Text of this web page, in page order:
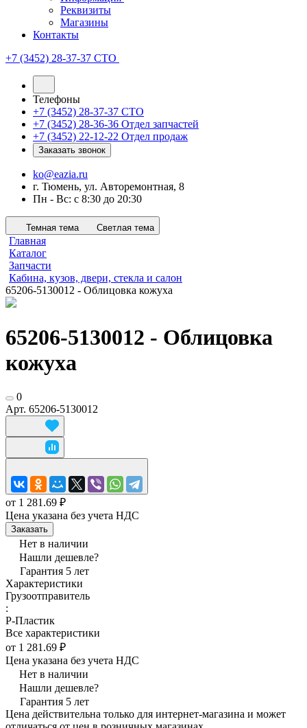
Реквизиты
Магазины
Контакты
+7 (3452) 28-37-37 СТО
Телефоны
+7 (3452) 28-37-37 СТО
+7 (3452) 28-36-36 Отдел запчастей
+7 (3452) 22-12-22 Отдел продаж
Заказать звонок
ko@eazia.ru
г. Тюмень, ул. Авторемонтная, 8
Пн - Вс: с 8:30 до 20:30
Темная тема Светлая тема
Главная
Каталог
Запчасти
Кабина, кузов, двери, стекла и салон
65206-5130012 - Облицовка кожуха
65206-5130012 - Облицовка
кожуха
0
Арт. 65206-5130012
от 1 281.69 ₽
Цена указана без учета НДС
Заказать
Нет в наличии
Нашли дешевле?
Гарантия 5 лет
Характеристики
Грузоотправитель
:
Р-Пластик
Все характеристики
от 1 281.69 ₽
Цена указана без учета НДС
Нет в наличии
Нашли дешевле?
Гарантия 5 лет
Цена действительна только для интернет-магазина и может